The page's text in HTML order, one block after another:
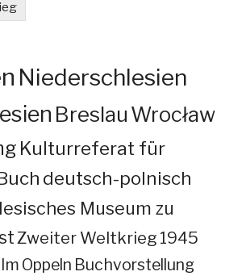
Niederschlesien
Breslau Wrocław
Kulturreferat für
deutsch-polnisch
Museum zu
Zweiter Weltkrieg 1945
Oppeln Buchvorstellung